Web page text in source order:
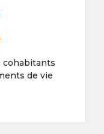
cohabitants
de vie